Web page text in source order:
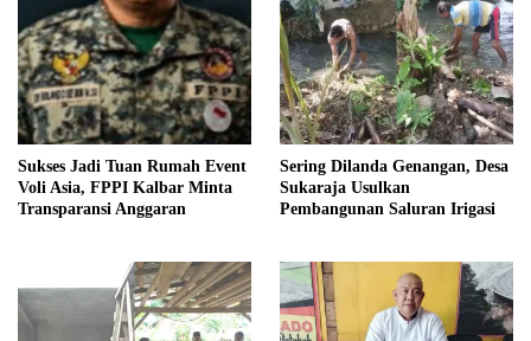
Sukses Jadi Tuan Rumah Event
Voli Asia, FPPI Kalbar Minta
Transparansi Anggaran
Sering Dilanda Genangan, Desa
Sukaraja Usulkan
Pembangunan Saluran Irigasi